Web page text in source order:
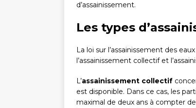
d’assainissement.
Les types
La loi sur l’assainissement des
l’assainissement collectif et
L’assainissement collectif
est disponible. Dans ce cas, les
maximal de deux ans à compter